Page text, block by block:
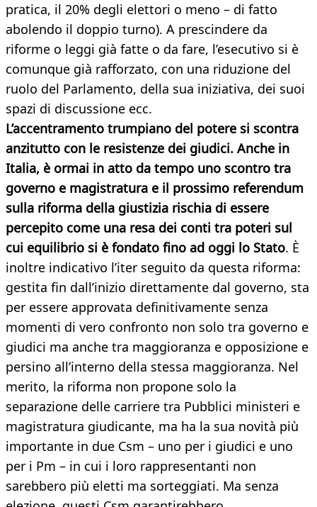
pratica, il 20% degli elettori o meno – di fatto
abolendo il doppio turno). A prescindere da
riforme o leggi già fatte o da fare, l’esecutivo si è
comunque già rafforzato, con una riduzione del
ruolo del Parlamento, della sua iniziativa, dei suoi
spazi di discussione ecc.
L’accentramento trumpiano del potere si scontra
anzitutto con le resistenze dei giudici. Anche in
Italia, è ormai in atto da tempo uno scontro tra
governo e magistratura e il prossimo referendum
sulla riforma della giustizia rischia di essere
percepito come una resa dei conti tra poteri sul
cui equilibrio si è fondato fino ad oggi lo Stato. È
inoltre indicativo l’iter seguito da questa riforma:
gestita fin dall’inizio direttamente dal governo, sta
per essere approvata definitivamente senza
momenti di vero confronto non solo tra governo e
giudici ma anche tra maggioranza e opposizione e
persino all’interno della stessa maggioranza. Nel
merito, la riforma non propone solo la
separazione delle carriere tra Pubblici ministeri e
magistratura giudicante, ma ha la sua novità più
importante in due Csm – uno per i giudici e uno
per i Pm – in cui i loro rappresentanti non
sarebbero più eletti ma sorteggiati. Ma senza